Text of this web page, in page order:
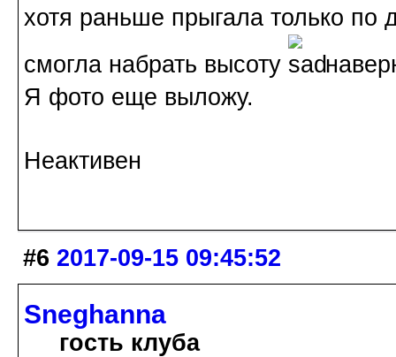
хотя раньше прыгала только по
смогла набрать высоту
Я фото еще выложу.
Неактивен
#6 2017-09-15 09:45:52
Sneghanna
гость клуба